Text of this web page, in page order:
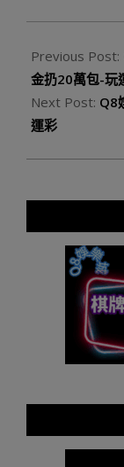
Previous Post:
金扔20萬包-玩
Next Post: Q8
運彩